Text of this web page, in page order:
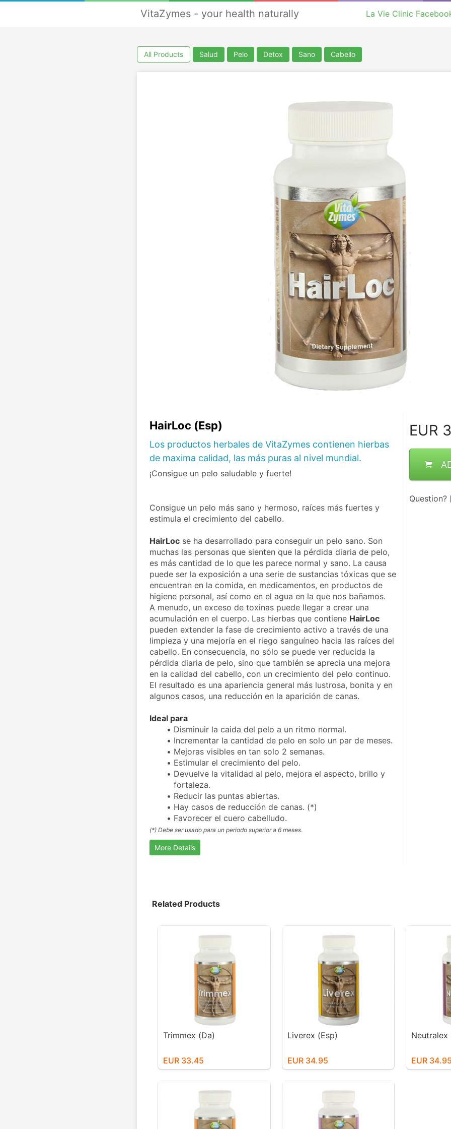
VitaZymes - your health naturally La Vie Clinic
All Products Salud Pelo Detox Sano Cabello
HairLoc (Esp)
Los productos herbales de VitaZymes contienen hierbas
de maxima calidad, las más puras al nivel mundial.
¡Consigue un pelo saludable y fuerte!
Consigue un pelo más sano y hermoso, raíces más fuertes y
estimula el crecimiento del cabello.
HairLoc se ha desarrollado para conseguir un pelo sano. Son
muchas las personas que sienten que la pérdida diaria de pelo,
es más cantidad de lo que les parece normal y sano. La causa
puede ser la exposición a una serie de sustancias tóxicas que se
encuentran en la comida, en medicamentos, en productos de
higiene personal, así como en el agua en la que nos bañamos.
A menudo, un exceso de toxinas puede llegar a crear una
acumulación en el cuerpo. Las hierbas que contiene HairLoc
pueden extender la fase de crecimiento activo a través de una
limpieza y una mejoría en el riego sanguíneo hacia las raíces del
cabello. En consecuencia, no sólo se puede ver reducida la
pérdida diaria de pelo, sino que también se aprecia una mejora
en la calidad del cabello, con un crecimiento del pelo continuo.
El resultado es una apariencia general más lustrosa, bonita y en
algunos casos, una reducción en la aparición de canas.
Ideal para
Disminuir la caida del pelo a un ritmo normal.
Incrementar la cantidad de pelo en solo un par de meses.
Mejoras visibles en tan solo 2 semanas.
Estimular el crecimiento del pelo.
Devuelve la vitalidad al pelo, mejora el aspecto, brillo y
fortaleza.
Reducir las puntas abiertas.
Hay casos de reducción de canas. (*)
Favorecer el cuero cabelludo.
(*) Debe ser usado para un periodo superior a 6 meses.
More Details
EUR
Question?
Related Products
Trimmex (Da)
EUR 33.45
Liverex (Esp)
EUR 34.95
Neutralex
EUR